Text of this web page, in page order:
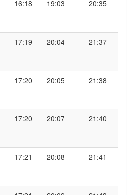
16:18 19:03 20:35
17:19 20:04 21:37
17:20 20:05 21:38
17:20 20:07 21:40
17:21 20:08 21:41